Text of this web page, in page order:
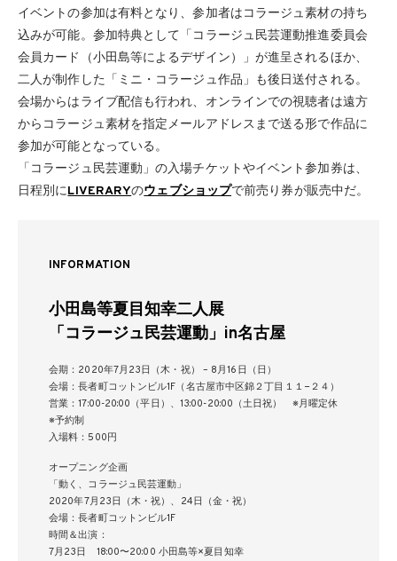
イベントの参加は有料となり、参加者はコラージュ素材の持ち
込みが可能。参加特典として「コラージュ民芸運動推進委員会
会員カード（小田島等によるデザイン）」が進呈されるほか、
二人が制作した「ミニ・コラージュ作品」も後日送付される。
会場からはライブ配信も行われ、オンラインでの視聴者は遠方
からコラージュ素材を指定メールアドレスまで送る形で作品に
参加が可能となっている。
「コラージュ民芸運動」の入場チケットやイベント参加券は、
日程別にLIVERARYのウェブショップで前売り券が販売中だ。
INFORMATION
小田島等夏目知幸二人展
「コラージュ民芸運動」in名古屋
会期：2020年7月23日（木・祝） – 8月16日（日）
会場：長者町コットンビル1F（名古屋市中区錦２丁目１１−２４）
営業：17:00-20:00（平日）、13:00-20:00（土日祝） ※月曜定休
※予約制
入場料：500円
オープニング企画
「動く、コラージュ民芸運動」
2020年7月23日（木・祝）、24日（金・祝）
会場：長者町コットンビル1F
時間＆出演：
7月23日 18:00〜20:00 小田島等×夏目知幸